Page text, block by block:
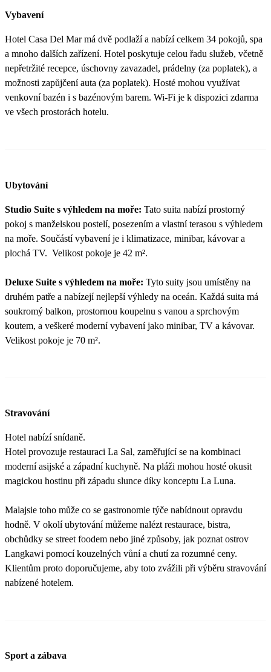
Vybavení
Hotel Casa Del Mar má dvě podlaží a nabízí celkem 34 pokojů, spa
a mnoho dalších zařízení. Hotel poskytuje celou řadu služeb, včetně
nepřetržité recepce, úschovny zavazadel, prádelny (za poplatek), a
možnosti zapůjčení auta (za poplatek). Hosté mohou využívat
venkovní bazén i s bazénovým barem. Wi-Fi je k dispozici zdarma
ve všech prostorách hotelu.
Ubytování
Studio Suite s výhledem na moře: Tato suita nabízí prostorný
pokoj s manželskou postelí, posezením a vlastní terasou s výhledem
na moře. Součástí vybavení je i klimatizace, minibar, kávovar a
plochá TV. Velikost pokoje je 42 m².
Deluxe Suite s výhledem na moře: Tyto suity jsou umístěny na
druhém patře a nabízejí nejlepší výhledy na oceán. Každá suita má
soukromý balkon, prostornou koupelnu s vanou a sprchovým
koutem, a veškeré moderní vybavení jako minibar, TV a kávovar.
Velikost pokoje je 70 m².
Stravování
Hotel nabízí snídaně.
Hotel provozuje restauraci La Sal, zaměřující se na kombinaci
moderní asijské a západní kuchyně. Na pláži mohou hosté okusit
magickou hostinu při západu slunce díky konceptu La Luna.
Malajsie toho může co se gastronomie týče nabídnout opravdu
hodně. V okolí ubytování můžeme nalézt restaurace, bistra,
obchůdky se street foodem nebo jiné způsoby, jak poznat ostrov
Langkawi pomocí kouzelných vůní a chutí za rozumné ceny.
Klientům proto doporučujeme, aby toto zvážili při výběru stravování
nabízené hotelem.
Sport a zábava